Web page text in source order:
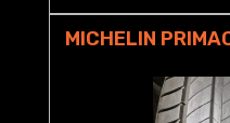
MICHELIN